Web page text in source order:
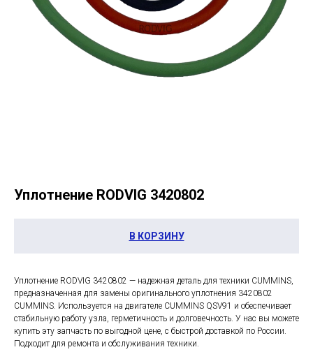
Уплотнение RODVIG 3420802
В КОРЗИНУ
Уплотнение RODVIG 3420802 — надежная деталь для техники CUMMINS,
предназначенная для замены оригинального уплотнения 3420802
CUMMINS. Используется на двигателе CUMMINS QSV91 и обеспечивает
стабильную работу узла, герметичность и долговечность. У нас вы можете
купить эту запчасть по выгодной цене, с быстрой доставкой по России.
Подходит для ремонта и обслуживания техники.